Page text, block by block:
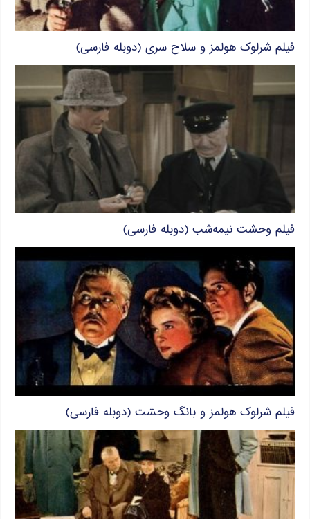
فیلم شرلوک هولمز و سلاح سری (دوبله فارسی)
فیلم وحشت نیمه‌شب (دوبله فارسی)
فیلم شرلوک هولمز و بانگ وحشت (دوبله فارسی)